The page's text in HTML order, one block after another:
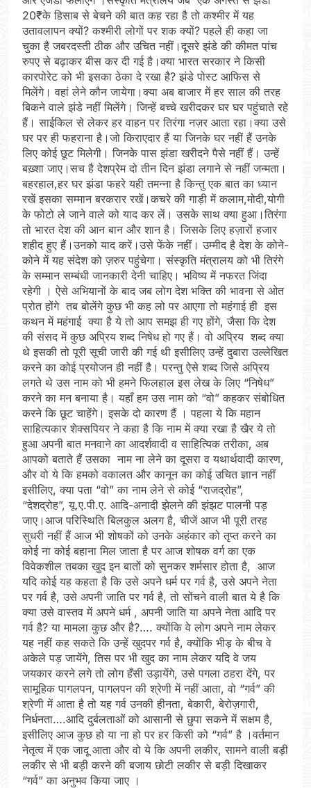
20₹के हिसाब से बेचने की बात कह रहा है तो कश्मीर में यह
उतावलापन क्यों? कश्मीरी लोगों पर शक क्यों? पहले ही कहा जा
चुका है जबरदस्ती ठीक और उचित नहीं।दूसरे झंडे की कीमत पांच
रुपए से बढ़ाकर बीस कर दी गई है।क्या भारत सरकार ने किसी
कारपोरेट को भी इसका ठेका दे रखा है? झंडे पोस्ट आफिस से
मिलेंगे। वहां लेने कौन जायेगा।क्या अब बाजार में हर साल की तरह
बिकने वाले झंडे नहीं मिलेंगे। जिन्हें बच्चे खरीदकर घर घर पहुंचाते रहे
हैं। साईकिल से लेकर हर वाहन पर तिरंगा नज़र आता रहा।क्या उसे
घर पर ही फहराना है।जो किराएदार हैं या जिनके घर नहीं हैं उनके
लिए कोई छूट मिलेगी। जिनके पास झंडा खरीदने पैसे नहीं हैं। उन्हें
बख़्शा जाए।सच है देशप्रेम दो तीन दिन झंडा लगाने से नहीं जन्मता।
बहरहाल,हर घर झंडा फहरे यही तमन्ना है किन्तु एक बात का ध्यान
रखें इसका सम्मान बरकरार रखें।कचरे की गाड़ी में कलाम,मोदी,योगी
के फोटो ले जाने वाले को याद कर लें। उसके साथ क्या हुआ।तिरंगा
तो भारत देश की आन बान और शान है। जिसके लिए हज़ारों हजार
शहीद हुए हैं।उनको याद करें।उसे फेंके नहींं। उम्मीद है देश के कोने-
कोने में यह संदेश को ज़रुर पहुंचेगा। संस्कृति मंत्रालय को भी तिरंगे
के सम्मान सम्बंधी जानकारी देनी चाहिए। भविष्य में नफरत जिंदा
रहेगी । ऐसे अभियानों के बाद जब लोग देश भक्ति की भावना से ओत
प्रोत होंगे तब बोलेंगे कुछ भी कह लो पर आएगा तो महंगाई ही इस
कथन में महंगाई क्या है ये तो आप समझ ही गए होंगे, जैसा कि देश
की संसद में कुछ अप्रिय शब्द निषेध हो गए हैं। वो अप्रिय शब्द क्या
थे इसकी तो पूरी सूची जारी की गई थी इसीलिए उन्हें दुबारा उल्लेखित
करने का कोई प्रयोजन ही नहीं है। परन्तु ऐसे शब्द जिसे अप्रिय
लगते थे उस नाम को भी हमने फिलहाल इस लेख के लिए “निषेध”
करने का मन बनाया है। यहाँ हम उस नाम को “वो” कहकर संबोधित
करने कि छूट चाहेंगे। इसके दो कारण हैं । पहला ये कि महान
साहित्यकार शेक्सपियर ने कहा है कि नाम में क्या रखा है खैर ये तो
हुआ अपनी बात मनवाने का आदर्शवादी व साहित्यिक तरीका, अब
आपको बताते हैं उसका नाम ना लेने का दूसरा व यथार्थवादी कारण,
और वो ये कि हमको वकालत और कानून का कोई उचित ज्ञान नहीं
इसीलिए, क्या पता “वो” का नाम लेने से कोई “राजद्रोह”,
“देशद्रोह”, यू.ए.पी.ए. आदि-अनादी झेलने की झंझट पालनी पड़
जाए।आज परिस्थिति बिलकुल अलग है, चीजें आज भी पूरी तरह
सुधरी नहीं हैं आज भी शोषकों को उनके अहंकार को तृप्त करने का
कोई ना कोई बहाना मिल जाता है पर आज शोषक वर्ग का एक
विवेकशील तबका खुद इन बातों को सुनकर शर्मसार होता है, आज
यदि कोई यह कहता है कि उसे अपने धर्म पर गर्व है, उसे अपने नेता
पर गर्व है, उसे अपनी जाति पर गर्व है, तो सोंचने वाली बात ये है कि
क्या उसे वास्तव में अपने धर्म , अपनी जाति या अपने नेता आदि पर
गर्व है? या मामला कुछ और है?…. क्योंकि वे लोग अपने नाम लेकर
यह नहीं कह सकते कि उन्हें खुदपर गर्व है, क्योंकि भीड़ के बीच वे
अकेले पड़ जायेंगे, तिस पर भी खुद का नाम लेकर यदि वे जय
जयकार करने लगे तो लोग हँसी उड़ायेंगे, उसे पगला ठहरा देंगे, पर
सामूहिक पागलपन, पागलपन की श्रेणी में नहीं आता, वो “गर्व” की
श्रेणी में आता है तो यह गर्व उनकी हीनता, बेकारी, बेरोज़गारी,
निर्धनता….आदि दुर्बलताओं को आसानी से छुपा सकने में सक्षम है,
इसीलिए आज कुछ हो या ना हो पर हर किसी को “गर्व” है ।वर्तमान
नेतृत्व में एक जादू आता और वो ये कि अपनी लकीर, सामने वाली बड़ी
लकीर से भी बड़ी करने की बजाय छोटी लकीर से बड़ी दिखाकर
“गर्व” का अनुभव किया जाए ।